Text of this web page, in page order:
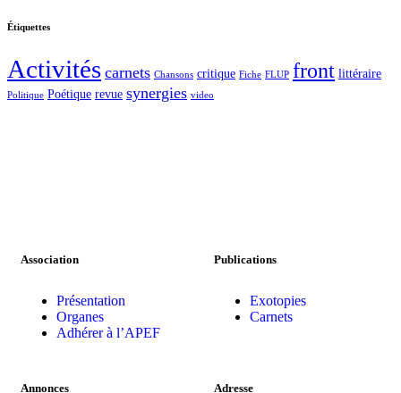
Étiquettes
Activités carnets Chansons critique Fiche FLUP front littéraire
Politique Poétique revue synergies video
Association
Présentation
Organes
Adhérer à l’APEF
Publications
Exotopies
Carnets
Annonces Adresse